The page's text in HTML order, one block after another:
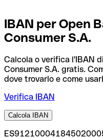
IBAN per Open
Consumer S.A.
Calcola o verifica l'IBAN
Consumer S.A. gratis.
dove trovarlo e come
Verifica IBAN
Calcola IBAN